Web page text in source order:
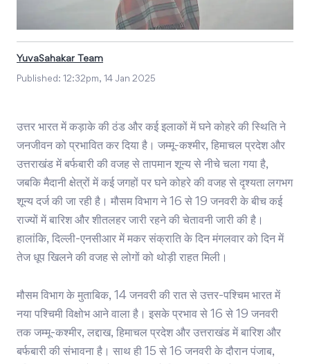
YuvaSahakar Team
Published: 12:32pm, 14 Jan 2025
उत्तर भारत में कड़ाके की ठंड और कई इलाकों में घने कोहरे की स्थिति ने
जनजीवन को प्रभावित कर दिया है। जम्मू-कश्मीर, हिमाचल प्रदेश और
उत्तराखंड में बर्फबारी की वजह से तापमान शून्य से नीचे चला गया है,
जबकि मैदानी क्षेत्रों में कई जगहों पर घने कोहरे की वजह से दृश्यता लगभग
शून्य दर्ज की जा रही है। मौसम विभाग ने 16 से 19 जनवरी के बीच कई
राज्यों में बारिश और शीतलहर जारी रहने की चेतावनी जारी की है।
हालांकि, दिल्ली-एनसीआर में मकर संक्राति के दिन मंगलवार को दिन में
तेज धूप खिलने की वजह से लोगों को थोड़ी राहत मिली।
मौसम विभाग के मुताबिक, 14 जनवरी की रात से उत्तर-पश्चिम भारत में
नया पश्चिमी विक्षोभ आने वाला है। इसके प्रभाव से 16 से 19 जनवरी
तक जम्मू-कश्मीर, लद्दाख, हिमाचल प्रदेश और उत्तराखंड में बारिश और
बर्फबारी की संभावना है। साथ ही 15 से 16 जनवरी के दौरान पंजाब,